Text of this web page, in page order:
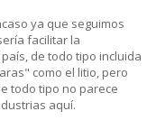
ya que seguimos
facilitar la
de todo tipo incluida
como el litio, pero
todo tipo no parece
aquí.